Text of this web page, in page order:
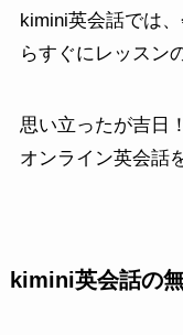
kimini英会話では
らすぐにレッスン
思い立ったが吉日
オンライン英会話
kimini英会話の